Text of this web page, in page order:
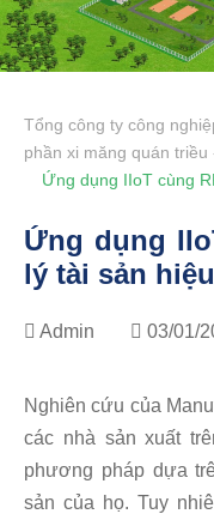
Tổng công ty công
phần xi măng quán triều
Ứng dụng IIoT cùng
Ứng dụng
lý tài sản
Admin 03/01/
Nghiên cứu của
các nhà sản xuất
phương pháp dựa
sản của họ. Tuy